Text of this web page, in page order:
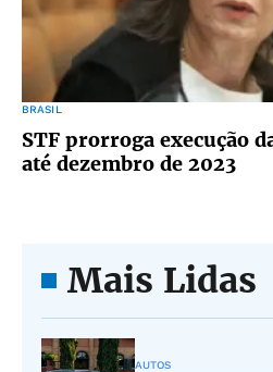
BRASIL
STF prorroga execução
até dezembro de 2023
Mais Lidas
AUTOS